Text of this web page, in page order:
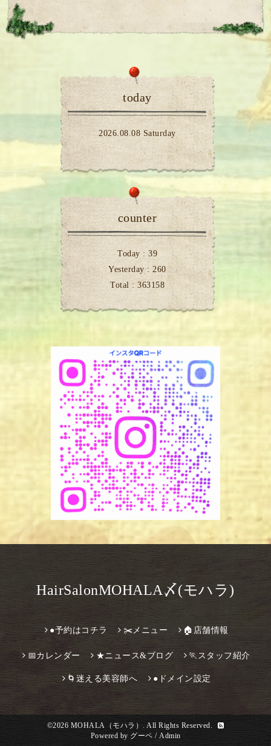
today
2026.08.08 Saturday
counter
Today : 39
Yesterday : 260
Total : 363158
HairSalonMOHALA〆(モハラ)
●予約はコチラ ✂️メニュー 🏠店舗情報
📅カレンダー ★ニュース&ブログ 🏃スタッフ紹介
🌀迷える美容師へ ●ドメイン設定
©2026 MOHALA（モハラ） . All Rights Reserved.
Powered by グーペ / Admin